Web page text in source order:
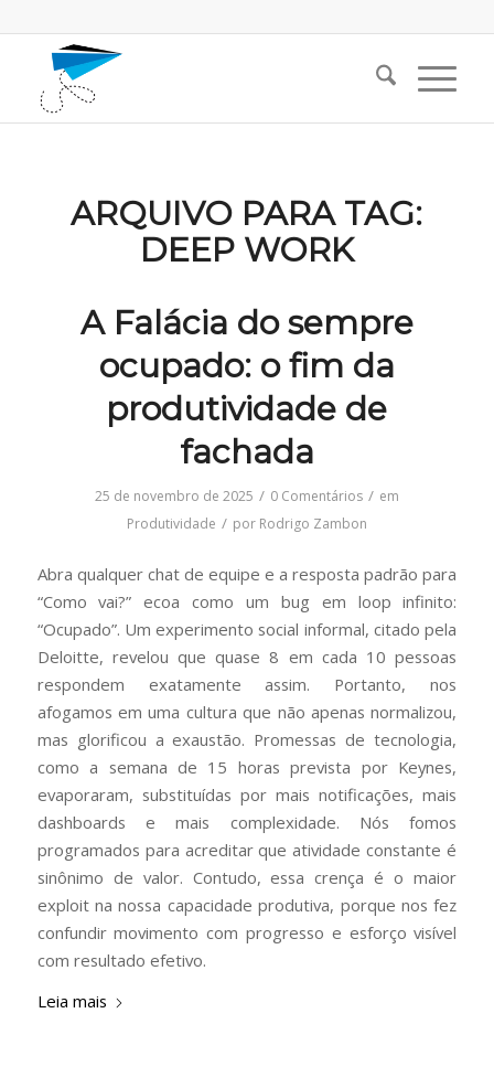
ARQUIVO PARA TAG:
DEEP WORK
A Falácia do sempre
ocupado: o fim da
produtividade de
fachada
25 de novembro de 2025 / 0 Comentários / em
Produtividade / por Rodrigo Zambon
Abra qualquer chat de equipe e a resposta padrão para
“Como vai?” ecoa como um bug em loop infinito:
“Ocupado”. Um experimento social informal, citado pela
Deloitte, revelou que quase 8 em cada 10 pessoas
respondem exatamente assim. Portanto, nos
afogamos em uma cultura que não apenas normalizou,
mas glorificou a exaustão. Promessas de tecnologia,
como a semana de 15 horas prevista por Keynes,
evaporaram, substituídas por mais notificações, mais
dashboards e mais complexidade. Nós fomos
programados para acreditar que atividade constante é
sinônimo de valor. Contudo, essa crença é o maior
exploit na nossa capacidade produtiva, porque nos fez
confundir movimento com progresso e esforço visível
com resultado efetivo.
Leia mais